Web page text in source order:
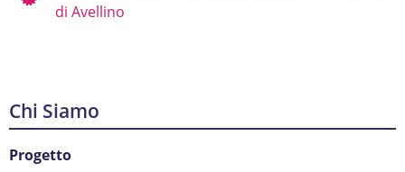
di Avellino
Chi Siamo
Progetto